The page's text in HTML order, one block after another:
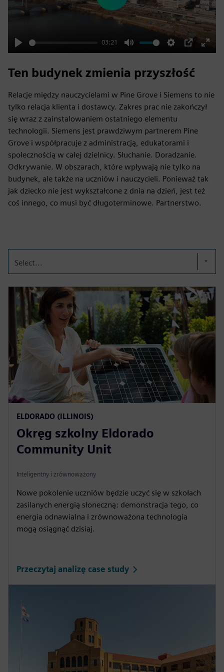
Play
03:21
Mute Settings
PIP
Enter
Ten budynek zmienia przyszłość
Relacje między nauczycielami w Pine Grove i Siemens to nie
tylko relacja klienta i dostawcy. Zakres prac nie zakończył
się wraz z zainstalowaniem ostatniego elementu
technologii. Siemens jest prawdziwym partnerem Pine
Grove i współpracuje z administracją, edukatorami i
społecznością w całej dzielnicy. Słuchanie. Doradzanie.
Odkrywanie. W obszarach, które wpływają nie tylko na
budynek, ale także na uczniów i nauczycieli. Ponieważ tak
jak dziecko nie jest wykształcone z dnia na dzień, jest też
coś innego, co musi być długoterminowe. Partnerstwo.
Select...
ELDORADO (ILLINOIS)
Okręg szkolny Eldorado
Community Unit
Inteligentny i zrównoważony
Nowe pokolenie uczniów będzie uczyć się w szkołach
zasilanych energią słoneczną: demonstracja tego, co
energia odnawialna i zrównoważona technologia
mogą osiągnąć dzisiaj.
Przeczytaj analizę case study